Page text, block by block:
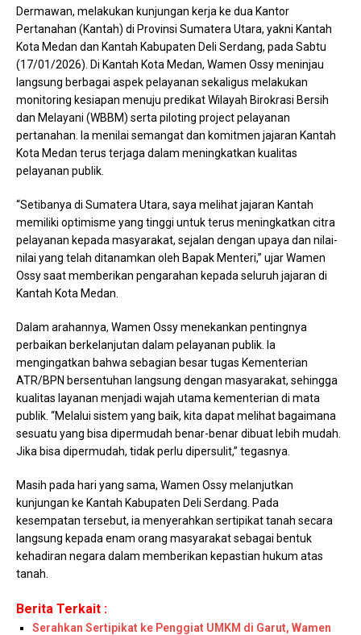
Dermawan, melakukan kunjungan kerja ke dua Kantor
Pertanahan (Kantah) di Provinsi Sumatera Utara, yakni Kantah
Kota Medan dan Kantah Kabupaten Deli Serdang, pada Sabtu
(17/01/2026). Di Kantah Kota Medan, Wamen Ossy meninjau
langsung berbagai aspek pelayanan sekaligus melakukan
monitoring kesiapan menuju predikat Wilayah Birokrasi Bersih
dan Melayani (WBBM) serta piloting project pelayanan
pertanahan. Ia menilai semangat dan komitmen jajaran Kantah
Kota Medan terus terjaga dalam meningkatkan kualitas
pelayanan publik.
“Setibanya di Sumatera Utara, saya melihat jajaran Kantah
memiliki optimisme yang tinggi untuk terus meningkatkan citra
pelayanan kepada masyarakat, sejalan dengan upaya dan nilai-
nilai yang telah ditanamkan oleh Bapak Menteri,” ujar Wamen
Ossy saat memberikan pengarahan kepada seluruh jajaran di
Kantah Kota Medan.
Dalam arahannya, Wamen Ossy menekankan pentingnya
perbaikan berkelanjutan dalam pelayanan publik. Ia
mengingatkan bahwa sebagian besar tugas Kementerian
ATR/BPN bersentuhan langsung dengan masyarakat, sehingga
kualitas layanan menjadi wajah utama kementerian di mata
publik. “Melalui sistem yang baik, kita dapat melihat bagaimana
sesuatu yang bisa dipermudah benar-benar dibuat lebih mudah.
Jika bisa dipermudah, tidak perlu dipersulit,” tegasnya.
Masih pada hari yang sama, Wamen Ossy melanjutkan
kunjungan ke Kantah Kabupaten Deli Serdang. Pada
kesempatan tersebut, ia menyerahkan sertipikat tanah secara
langsung kepada enam orang masyarakat sebagai bentuk
kehadiran negara dalam memberikan kepastian hukum atas
tanah.
Berita Terkait :
Serahkan Sertipikat ke Penggiat UMKM di Garut, Wamen